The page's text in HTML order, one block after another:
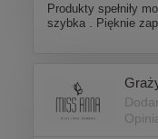
Produkty spełniły
szybka . Pięknie